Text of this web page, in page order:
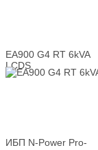
EA900 G4 RT 6kVA
LCDS
ИБП N-Power Pro-